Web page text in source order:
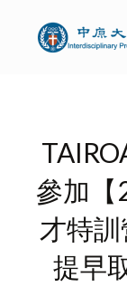
參加【
才特訓
提早